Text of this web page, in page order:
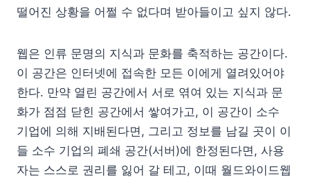
떨어진 상황을 어쩔 수 없다며 받아들이고 싶지 않다.
웹은 인류 문명의 지식과 문화를 축적하는 공간이다.
이 공간은 인터넷에 접속한 모든 이에게 열려있어야
한다. 만약 열린 공간에서 서로 엮여 있는 지식과 문
화가 점점 닫힌 공간에서 쌓여가고, 이 공간이 소수
기업에 의해 지배된다면, 그리고 정보를 남길 곳이 이
들 소수 기업의 폐쇄 공간(서버)에 한정된다면, 사용
자는 스스로 권리를 잃어 갈 테고, 이때 월드와이드웹